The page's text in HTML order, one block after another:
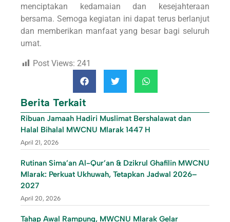
menciptakan kedamaian dan kesejahteraan
bersama. Semoga kegiatan ini dapat terus berlanjut
dan memberikan manfaat yang besar bagi seluruh
umat.
Post Views: 241
Berita Terkait
Ribuan Jamaah Hadiri Muslimat Bershalawat dan
Halal Bihalal MWCNU Mlarak 1447 H
April 21, 2026
Rutinan Sima’an Al-Qur’an & Dzikrul Ghafilin MWCNU
Mlarak: Perkuat Ukhuwah, Tetapkan Jadwal 2026–
2027
April 20, 2026
Tahap Awal Rampung, MWCNU Mlarak Gelar